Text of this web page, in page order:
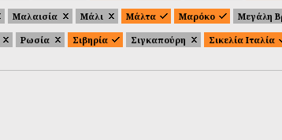
Μαλαισία Μάλι Μάλτα Μαρόκο Μεγάλη
Ρωσία Σιβηρία Σιγκαπούρη Σικελία Ιταλία